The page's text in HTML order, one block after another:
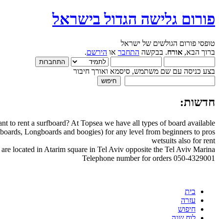
פורום גלישה הגדול בישראל
טופסי פורום הגולשים של ישראל
ברוך הבא, אורח. בבקשה התחבר או הירשם.
בצע כניסה עם שם משתמש, סיסמא ואורך חיבור
חדשות:
to rent a surfboard? At Topsea we have all types of board available
Longboards and boogies) for any level from beginners to pros
wetsuits also for rent
are located in Atarim square in Tel Aviv opposite the Tel Aviv Marina
Telephone number for orders 050-4329001
בית
עזרה
חיפוש